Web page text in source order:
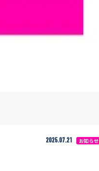
2025.07.21 お知らせ